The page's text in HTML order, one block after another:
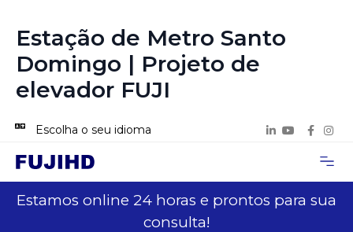
Estação de Metro Santo
Domingo | Projeto de
elevador FUJI
Escolha o seu idioma
Estamos online 24 horas e prontos para sua
consulta!